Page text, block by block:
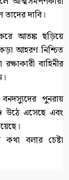
দাবি।
আতঙ্ক ছড়িয়ে
আহরণ নিশ্চিত
বাহিনীর
পুনরায়
উঠে এসেছে এবং
বলার চেষ্টা